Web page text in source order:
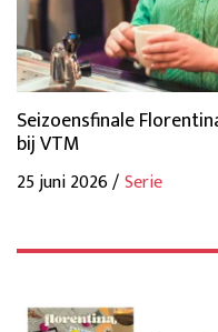
Seizoensfinale
bij VTM
25 juni 2026 /Serie